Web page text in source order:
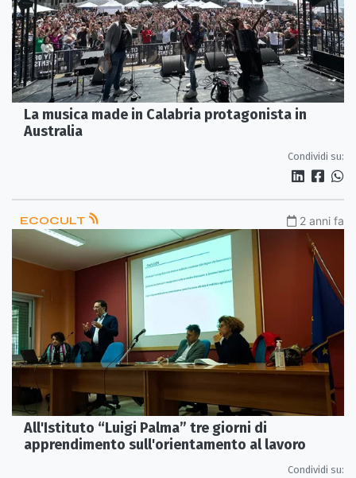
La musica made in Calabria protagonista in
Australia
Condividi su:
ECOCULT 2 anni fa
All'Istituto “Luigi Palma” tre giorni di
apprendimento sull'orientamento al lavoro
Condividi su: